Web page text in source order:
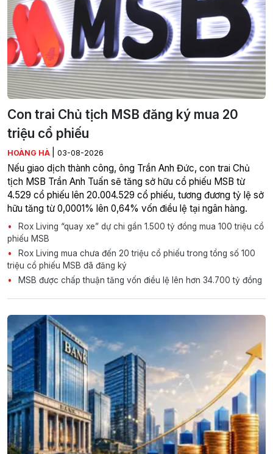
Con trai Chủ tịch MSB đăng ký mua 20
triệu cổ phiếu
HOÀNG HÀ 03-08-2026
Nếu giao dịch thành công, ông Trần Anh Đức, con trai Chủ
tịch MSB Trần Anh Tuấn sẽ tăng sở hữu cổ phiếu MSB từ
4.529 cổ phiếu lên 20.004.529 cổ phiếu, tương đương tỷ lệ sở
hữu tăng từ 0,0001% lên 0,64% vốn điều lệ tại ngân hàng.
Rox Living “quay xe” dự chi gần 1.500 tỷ đồng mua 100 triệu cổ
phiếu MSB
Rox Living mua chưa đến 20 triệu cổ phiếu trong tổng số 100
triệu cổ phiếu MSB đã đăng ký
MSB được chấp thuận tăng vốn điều lệ lên hơn 34.700 tỷ đồng